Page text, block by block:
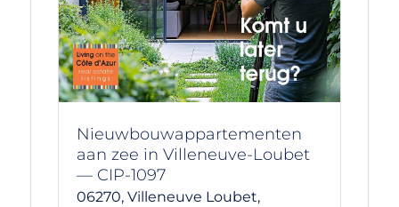
Nieuwbouwappartementen
aan zee in Villeneuve-Loubet
— CIP-1097
06270, Villeneuve Loubet,